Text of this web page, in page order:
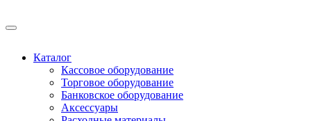
Каталог
Кассовое оборудование
Торговое оборудование
Банковское оборудование
Аксессуары